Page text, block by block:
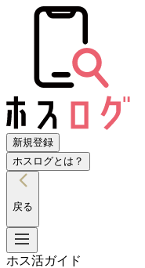
新規登録
ホスログとは？
戻る
ホス活ガイド